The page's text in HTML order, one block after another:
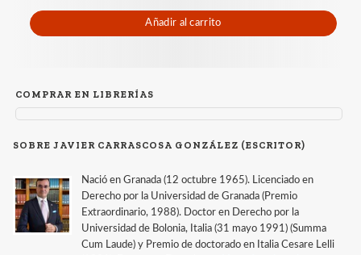
Añadir al carrito
COMPRAR EN LIBRERÍAS
SOBRE JAVIER CARRASCOSA GONZÁLEZ (ESCRITOR)
Nació en Granada (12 octubre 1965). Licenciado en
Derecho por la Universidad de Granada (Premio
Extraordinario, 1988). Doctor en Derecho por la
Universidad de Bolonia, Italia (31 mayo 1991) (Summa
Cum Laude) y Premio de doctorado en Italia Cesare Lelli